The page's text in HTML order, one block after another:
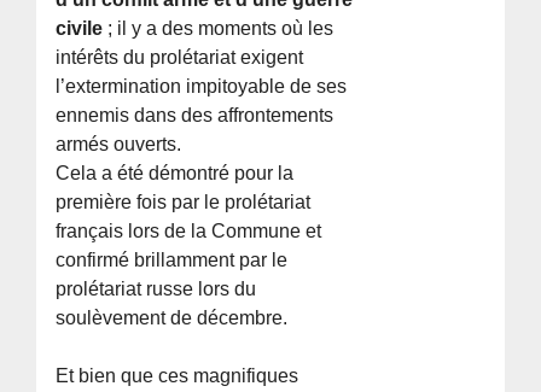
civile ; il y a des moments où les
intérêts du prolétariat exigent
l’extermination impitoyable de ses
ennemis dans des affrontements
armés ouverts.
Cela a été démontré pour la
première fois par le prolétariat
français lors de la Commune et
confirmé brillamment par le
prolétariat russe lors du
soulèvement de décembre.
Et bien que ces magnifiques